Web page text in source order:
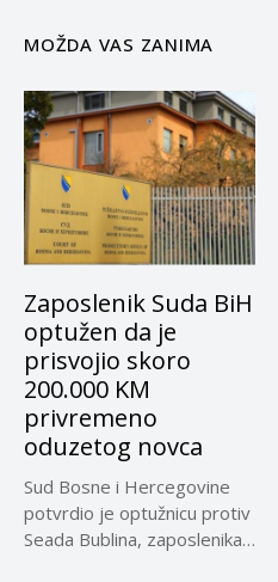
MOŽDA VAS ZANIMA
Zaposlenik Suda BiH
optužen da je
prisvojio skoro
200.000 KM
privremeno
oduzetog novca
Sud Bosne i Hercegovine
potvrdio je optužnicu protiv
Seada Bublina, zaposlenika